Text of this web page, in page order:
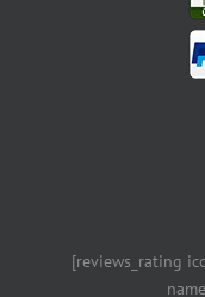
[reviews_rating